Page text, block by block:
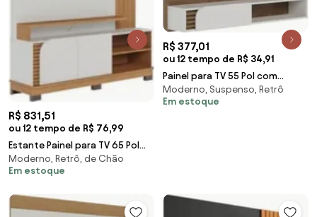
R$ 831,51
ou 12 tempo de R$ 76,99
Estante Painel para TV 65 Pol
Madrid C05 Off White
Matte/Freijó - Mpoz
Moderno, Retrô, de Chão
Em estoque
R$ 377,01
ou 12 tempo de R$ 34,91
Painel para TV 55 Pol com
Bancada Madrid C05
Amêndoa/Off White Matte -
Moderno, Suspenso, Retrô
Em estoque